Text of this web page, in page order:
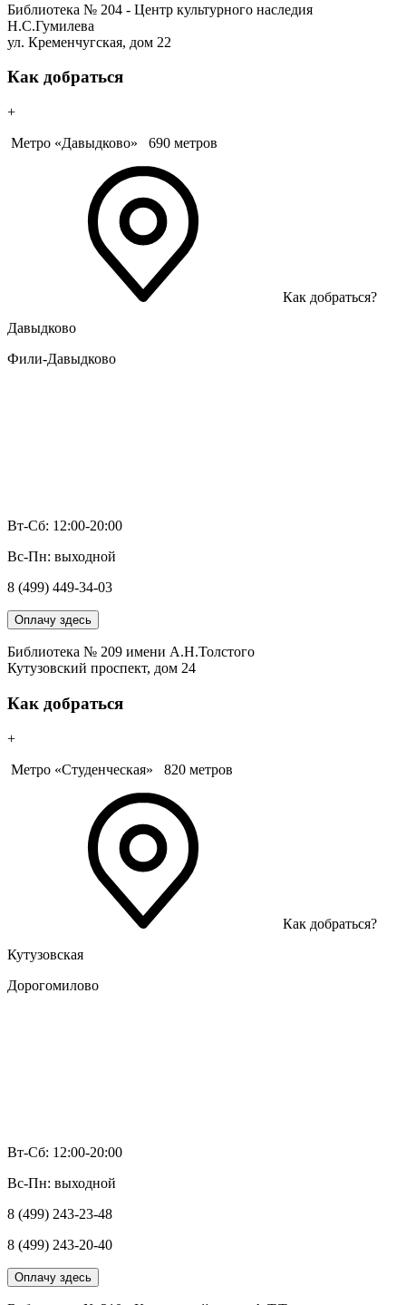
Библиотека № 204 - Центр культурного наследия
Н.С.Гумилева
ул. Кременчугская, дом 22
Как добраться
+
Метро «Давыдково»
690 метров
Как добраться?
Давыдково
Фили-Давыдково
Вт-Сб: 12:00-20:00
Вс-Пн: выходной
8 (499) 449-34-03
Оплачу здесь
Библиотека № 209 имени А.Н.Толстого
Кутузовский проспект, дом 24
Как добраться
+
Метро «Студенческая»
820 метров
Как добраться?
Кутузовская
Дорогомилово
Вт-Сб: 12:00-20:00
Вс-Пн: выходной
8 (499) 243-23-48
8 (499) 243-20-40
Оплачу здесь